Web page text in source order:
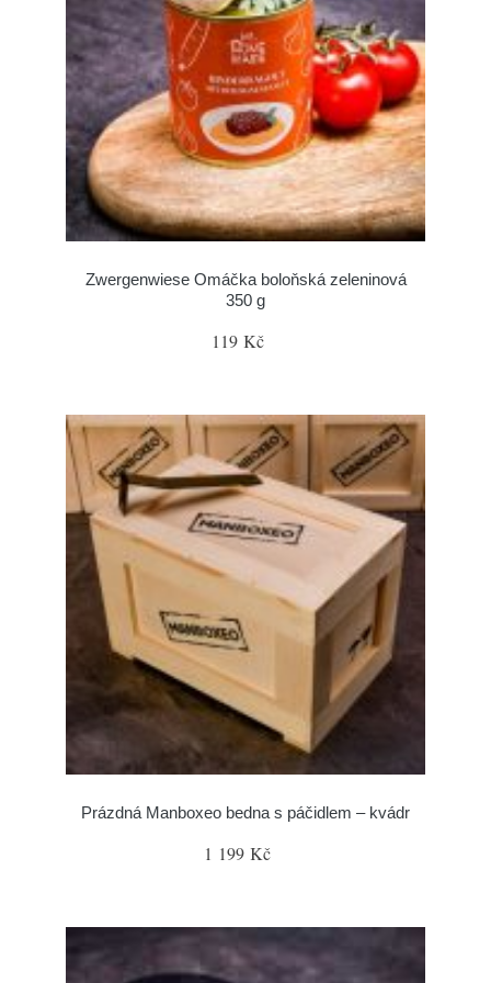
Zwergenwiese Omáčka boloňská zeleninová
350 g
119 Kč
Prázdná Manboxeo bedna s páčidlem – kvádr
1 199 Kč